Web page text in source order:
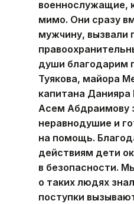
военнослужащие,
мимо. Они сразу
мужчину, вызвали
души благодарим
Туякова, майора
капитана Данияра
Асем Абдраимову
неравнодушие и
на помощь.
действиям дети
в безопасности.
о таких людях
поступки